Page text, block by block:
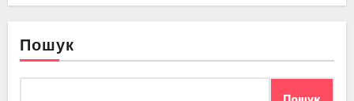
Пошук